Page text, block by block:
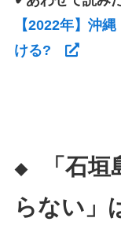
【2022年】沖
ける?
◆
「石
らない」